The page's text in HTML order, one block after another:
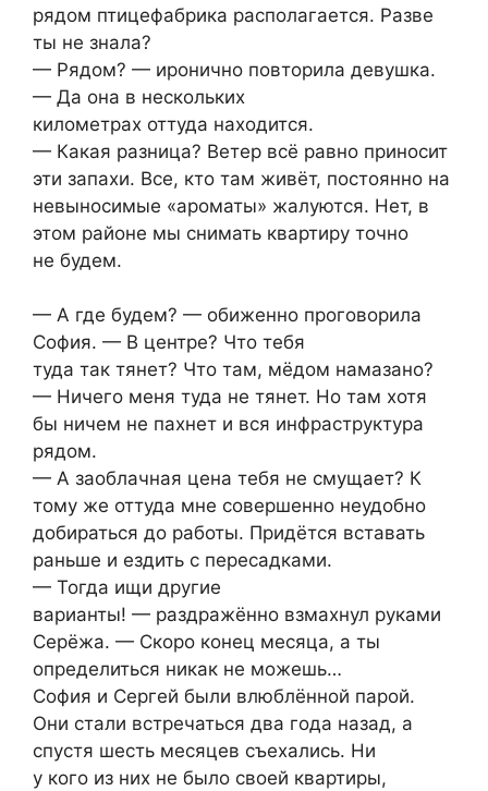
рядом птицефабрика располагается. Разве
ты не знала?
— Рядом? — иронично повторила девушка.
— Да она в нескольких
километрах оттуда находится.
— Какая разница? Ветер всё равно приносит
эти запахи. Все, кто там живёт, постоянно на
невыносимые «ароматы» жалуются. Нет, в
этом районе мы снимать квартиру точно
не будем.
— А где будем? — обиженно проговорила
София. — В центре? Что тебя
туда так тянет? Что там, мёдом намазано?
— Ничего меня туда не тянет. Но там хотя
бы ничем не пахнет и вся инфраструктура
рядом.
— А заоблачная цена тебя не смущает? К
тому же оттуда мне совершенно неудобно
добираться до работы. Придётся вставать
раньше и ездить с пересадками.
— Тогда ищи другие
варианты! — раздражённо взмахнул руками
Серёжа. — Скоро конец месяца, а ты
определиться никак не можешь…
София и Сергей были влюблённой парой.
Они стали встречаться два года назад, а
спустя шесть месяцев съехались. Ни
у кого из них не было своей квартиры,